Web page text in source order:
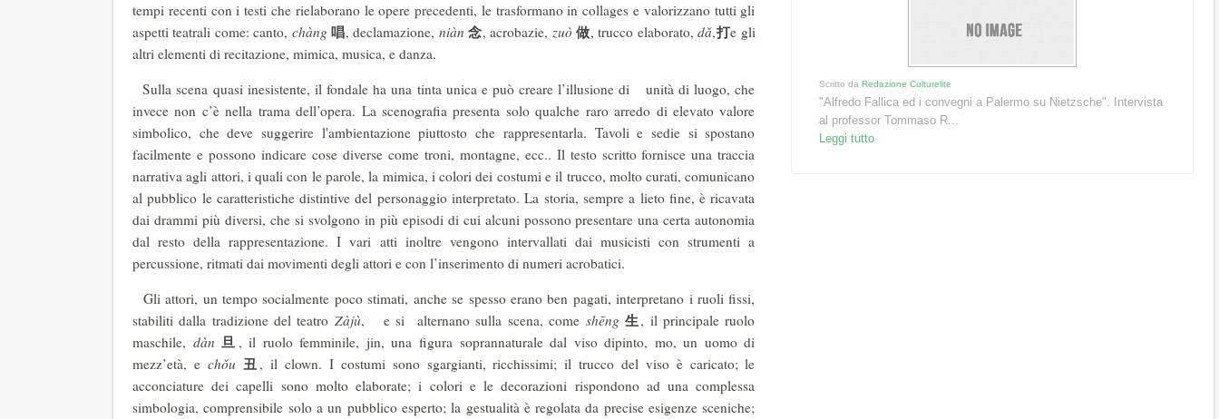
tempi recenti con i testi che rielaborano le opere precedenti, le trasformano in collages e valorizzano tutti gli
aspetti teatrali come: canto, chàng 唱, declamazione, niàn 念, acrobazie, zuò 做, trucco elaborato,dǎ,打e gli
altri elementi di recitazione, mimica, musica, e danza.
Sulla scena quasi inesistente, il fondale ha una tinta unica e può creare l’illusione di unità di luogo, che
invece non c’è nella trama dell’opera. La scenografia presenta solo qualche raro arredo di elevato valore
simbolico, che deve suggerire l'ambientazione piuttosto che rappresentarla. Tavoli e sedie si spostano
facilmente e possono indicare cose diverse come troni, montagne, ecc.. Il testo scritto fornisce una traccia
narrativa agli attori, i quali con le parole, la mimica, i colori dei costumi e il trucco, molto curati, comunicano
al pubblico le caratteristiche distintive del personaggio interpretato. La storia, sempre a lieto fine, è ricavata
dai drammi più diversi, che si svolgono in più episodi di cui alcuni possono presentare una certa autonomia
dal resto della rappresentazione. I vari atti inoltre vengono intervallati dai musicisti con strumenti a
percussione, ritmati dai movimenti degli attori e con l’inserimento di numeri acrobatici.
Gli attori, un tempo socialmente poco stimati, anche se spesso erano ben pagati, interpretano i ruoli fissi,
stabiliti dalla tradizione del teatro Zàjù, e si alternano sulla scena, come shēng 生, il principale ruolo
maschile, dàn旦 , il ruolo femminile, jin, una figura soprannaturale dal viso dipinto, mo, un uomo di
mezz’età, e chǒu 丑 , il clown. I costumi sono sgargianti, ricchissimi; il trucco del viso è caricato; le
acconciature dei capelli sono molto elaborate; i colori e le decorazioni rispondono ad una complessa
simbologia, comprensibile solo a un pubblico esperto; la gestualità è regolata da precise esigenze sceniche;
Scritto daRedazione Culturelite
"Alfredo Fallica ed i convegni a Palermo su Nietzsche". Intervista
al professor Tommaso R...
Leggi tutto